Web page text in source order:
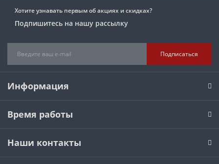
Хотите узнавать первым об акциях и скидках?
Подпишитесь на нашу рассылку
Подписаться
Информация
Время работы
Наши контакты